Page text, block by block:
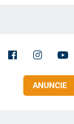
ANUNCIE